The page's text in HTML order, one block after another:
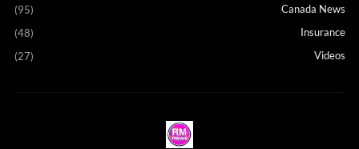
Canada News
(95)
Insurance
(48)
Videos
(27)